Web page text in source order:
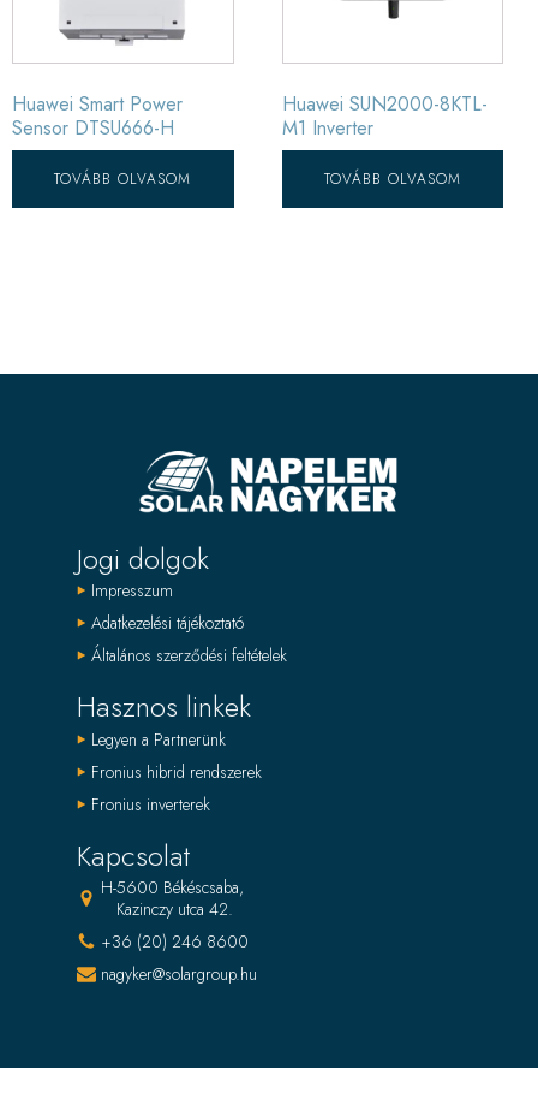
Huawei Smart Power
Sensor DTSU666-H
TOVÁBB OLVASOM
Huawei SUN2000-8KTL-
M1 Inverter
TOVÁBB OLVASOM
Jogi dolgok
Impresszum
Adatkezelési tájékoztató
Általános szerződési feltételek
Hasznos linkek
Legyen a Partnerünk
Fronius hibrid rendszerek
Fronius inverterek
Kapcsolat
H-5600 Békéscsaba,
Kazinczy utca 42.
+36 (20) 246 8600
nagyker@solargroup.hu